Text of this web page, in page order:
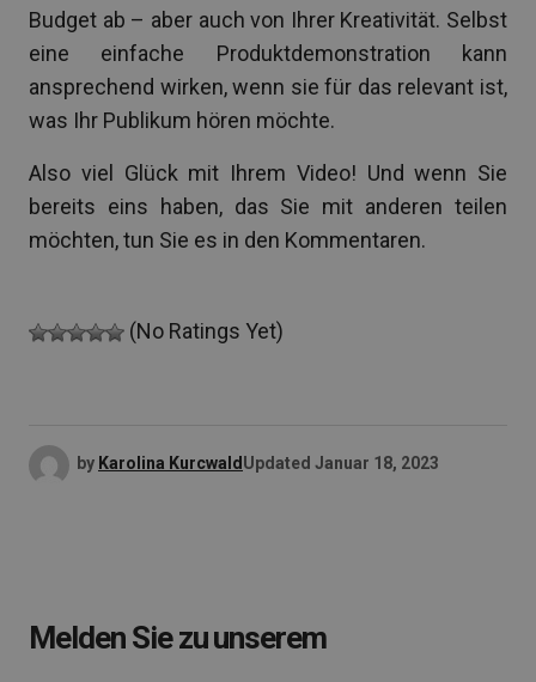
Budget ab – aber auch von Ihrer Kreativität. Selbst
eine einfache Produktdemonstration kann
ansprechend wirken, wenn sie für das relevant ist,
was Ihr Publikum hören möchte.
Also viel Glück mit Ihrem Video! Und wenn Sie
bereits eins haben, das Sie mit anderen teilen
möchten, tun Sie es in den Kommentaren.
(No Ratings Yet)
by Karolina Kurcwald Updated Januar 18, 2023
Melden Sie zu unserem